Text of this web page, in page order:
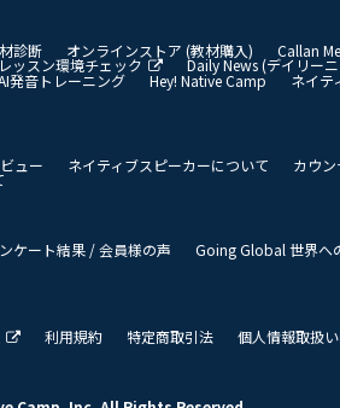
診断 オンラインストア (教材購入) Callan
レッスン環境チェック Daily News (デイリー
発音トレーニング Hey! Native Camp ネイテ
ュー ネイティブスピーカーについて カウ
ケート結果 / 会員様の声 Going Global 世界へ
利用規約 特定商取引法 個人情報取扱